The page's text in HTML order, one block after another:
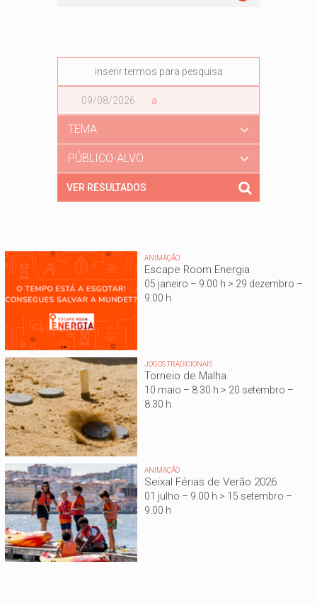
a
Data
TEMA
PÚBLICO-ALVO
ANIMAÇÃO
Escape Room Energia
05 janeiro – 9.00 h > 29 dezembro –
9.00 h
JOGOS TRADICIONAIS
Torneio de Malha
10 maio – 8.30 h > 20 setembro –
8.30 h
ANIMAÇÃO
Seixal Férias de Verão 2026
01 julho – 9.00 h > 15 setembro –
9.00 h